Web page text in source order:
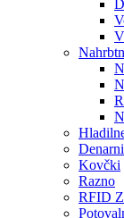
Kovčki
Razno
RFID